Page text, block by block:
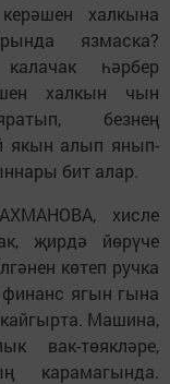
халкына
язмаска?
һәрбер
халкын чын
безнең
якын алып янып-
бит алар.
хисле
җирдә йөрүче
көтеп ручка
финанс ягын гына
Машина,
вак-төякләре,
карамагында.